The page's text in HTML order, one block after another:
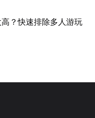
？快速排除多人游玩